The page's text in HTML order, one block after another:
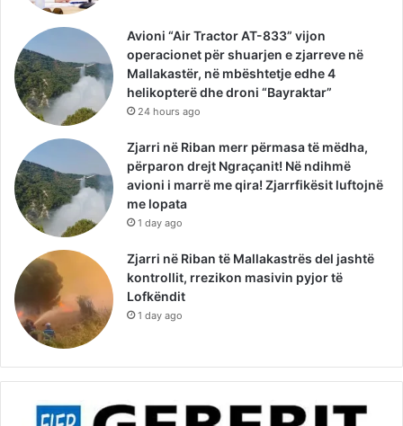
Avioni “Air Tractor AT-833” vijon
operacionet për shuarjen e zjarreve në
Mallakastër, në mbështetje edhe 4
helikopterë dhe droni “Bayraktar”
24 hours ago
Zjarri në Riban merr përmasa të mëdha,
përparon drejt Ngraçanit! Në ndihmë
avioni i marrë me qira! Zjarrfikësit luftojnë
me lopata
1 day ago
Zjarri në Riban të Mallakastrës del jashtë
kontrollit, rrezikon masivin pyjor të
Lofkëndit
1 day ago